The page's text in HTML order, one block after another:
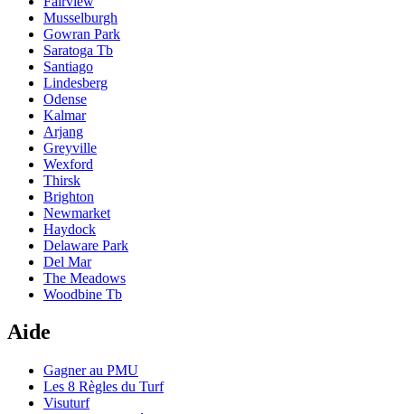
Musselburgh
Gowran Park
Saratoga Tb
Santiago
Lindesberg
Odense
Kalmar
Arjang
Greyville
Wexford
Thirsk
Brighton
Newmarket
Haydock
Delaware Park
Del Mar
The Meadows
Woodbine Tb
Aide
Gagner au PMU
Les 8 Règles du Turf
Visuturf